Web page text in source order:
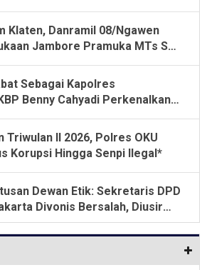
Klaten, Danramil 08/Ngawen
Jambore Pramuka MTs Se-
Sebagai Kapolres
Benny Cahyadi Perkenalkan
Triwulan II 2026, Polres OKU
Korupsi Hingga Senpi Ilegal*
Dewan Etik: Sekretaris DPD
Divonis Bersalah, Diusir
Empat Tahun